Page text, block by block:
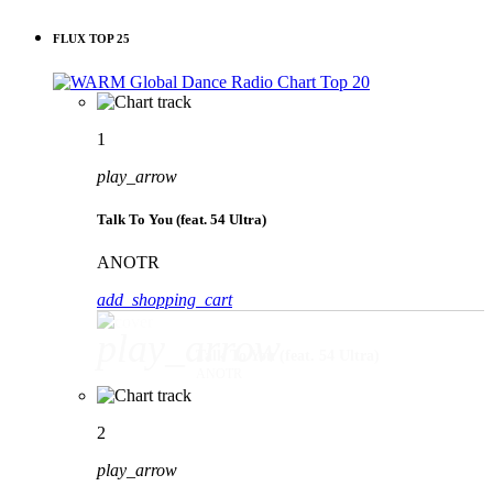
FLUX TOP 25
1
play_arrow
Talk To You (feat. 54 Ultra)
ANOTR
add_shopping_cart
2
play_arrow